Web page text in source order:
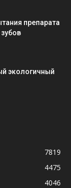
препарата
экологичный
7819
4475
4046